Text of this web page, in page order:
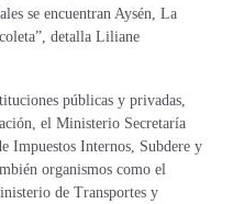
se encuentran Aysén, La
detalla Liliane
públicas y privadas,
el Ministerio Secretaría
Impuestos Internos, Subdere y
organismos como el
de Transportes y